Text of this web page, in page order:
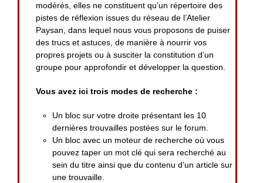
modérés, elles ne constituent qu’un répertoire des
pistes de réflexion issues du réseau de l’Atelier
Paysan, dans lequel nous vous proposons de puiser
des trucs et astuces, de manière à nourrir vos
propres projets ou à susciter la constitution d’un
groupe pour approfondir et développer la question.
Vous avez ici trois modes de recherche :
Un bloc sur votre droite présentant les 10
dernières trouvailles postées sur le forum.
Un bloc avec un moteur de recherche où vous
pouvez taper un mot clé qui sera recherché au
sein du titre ainsi que du contenu d’un article sur
une trouvaille.